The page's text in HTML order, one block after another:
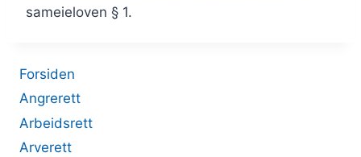
sameieloven § 1.
Forsiden
Angrerett
Arbeidsrett
Arverett